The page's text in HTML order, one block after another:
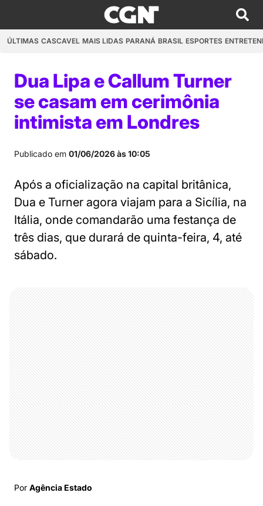
ÚLTIMAS CASCAVEL MAIS LIDAS PARANÁ BRASIL ESPORTES
Dua Lipa e Callum Turner
se casam em cerimônia
intimista em Londres
Publicado em 01/06/2026 às 10:05
Após a oficialização na capital britânica,
Dua e Turner agora viajam para a Sicília, na
Itália, onde comandarão uma festança de
três dias, que durará de quinta-feira, 4, até
sábado.
Por Agência Estado